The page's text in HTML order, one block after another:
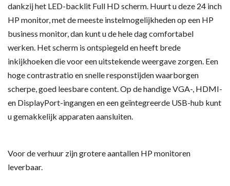
dankzij het LED-backlit Full HD scherm. Huurt u deze 24 inch
HP monitor, met de meeste instelmogelijkheden op een HP
business monitor, dan kunt u de hele dag comfortabel
werken. Het scherm is ontspiegeld en heeft brede
inkijkhoeken die voor een uitstekende weergave zorgen. Een
hoge contrastratio en snelle responstijden waarborgen
scherpe, goed leesbare content. Op de handige VGA-, HDMI-
en DisplayPort-ingangen en een geïntegreerde USB-hub kunt
u gemakkelijk apparaten aansluiten.
Voor de verhuur zijn grotere aantallen HP monitoren
leverbaar.